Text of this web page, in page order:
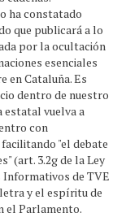
ha constatado
que publicará a lo
por la ocultación
esenciales
en Cataluña. Es
dentro de nuestro
estatal vuelva a
con
"el debate
(art. 3.2g de la Ley
Informativos de TVE
y el espíritu de
el Parlamento.